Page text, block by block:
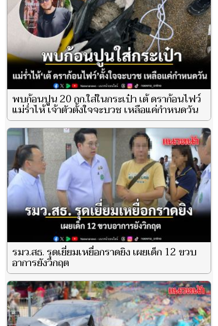
พบก้อนปูน 20 กก.ใส่ในกระเป๋า เต้ ดราก้อนไฟว์
แม่ร่ำไห้ เจ้าตัวตั้งใจจะบวช เหลือแค่กำหนดวัน
รมว.สธ. รุดเยี่ยมเหยื่อกราดยิง เผยเด็ก 12 ขวบ
อาการยังวิกฤต